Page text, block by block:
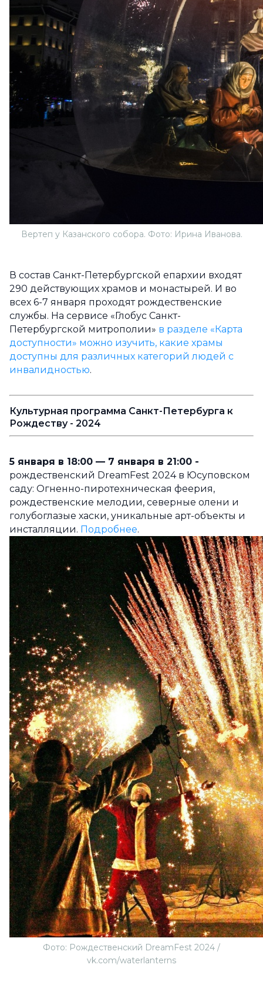
Вертеп у Казанского собора. Фото: Ирина Иванова.
В состав Санкт-Петербургской епархии входят
290 действующих храмов и монастырей. И во
всех 6-7 января проходят рождественские
службы. На сервисе «Глобус Санкт-
Петербургской митрополии» в разделе «Карта
доступности» можно изучить, какие храмы
доступны для различных категорий людей с
инвалидностью.
Культурная программа Санкт-Петербурга к
Рождеству - 2024
5 января в 18:00 — 7 января в 21:00 -
рождественский DreamFest 2024 в Юсуповском
саду: Огненно-пиротехническая феерия,
рождественские мелодии, северные олени и
голубоглазые хаски, уникальные арт-объекты и
инсталляции. Подробнее.
Фото: Рождественский DreamFest 2024 /
vk.com/waterlanterns